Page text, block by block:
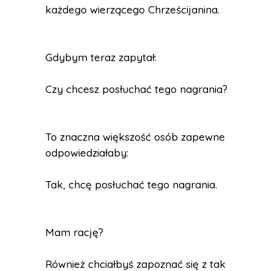
każdego wierzącego Chrześcijanina.
Gdybym teraz zapytał:
Czy chcesz posłuchać tego nagrania?
To znaczna większość osób zapewne
odpowiedziałaby:
Tak, chcę posłuchać tego nagrania.
Mam rację?
Również chciałbyś zapoznać się z tak